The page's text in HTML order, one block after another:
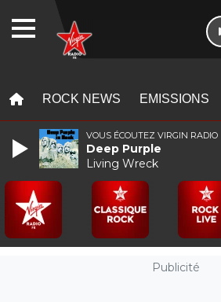
ROCK NEWS EMISSIONS
Publicité
VOUS ÉCOUTEZ VIRGIN RADIO
Deep Purple
Living Wreck
WEBRADIO